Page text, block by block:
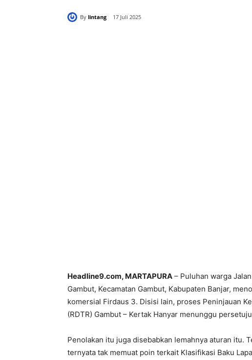
By lintang 17 Juli 2025
Headline9.com, MARTAPURA – Puluhan warga
Gambut, Kecamatan Gambut, Kabupaten Banjar,
komersial Firdaus 3. Disisi lain, proses Peninjauan
(RDTR) Gambut – Kertak Hanyar menunggu
Penolakan itu juga disebabkan lemahnya aturan itu.
ternyata tak memuat poin terkait Klasifikasi Baku